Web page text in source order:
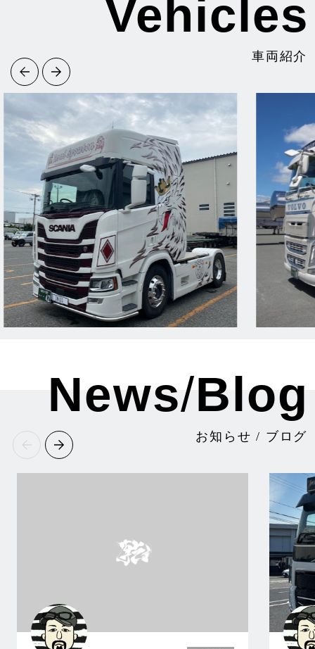
車両紹介
Vehicles
お知らせ / ブログ
News/Blog